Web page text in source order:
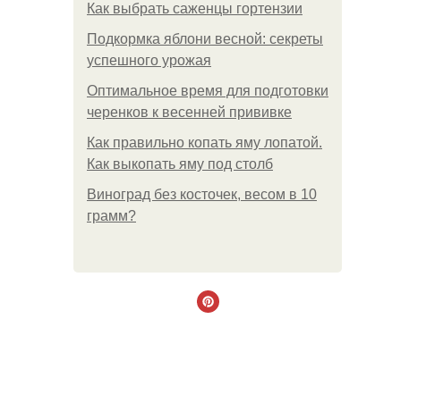
Как выбрать саженцы гортензии
Подкормка яблони весной: секреты
успешного урожая
Оптимальное время для подготовки
черенков к весенней прививке
Как правильно копать яму лопатой.
Как выкопать яму под столб
Виноград без косточек, весом в 10
грамм?